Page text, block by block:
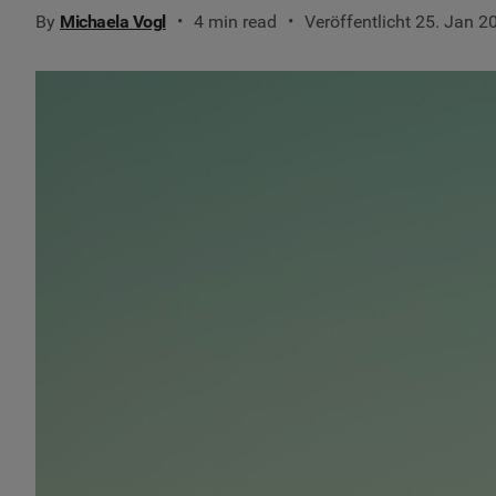
By Michaela Vogl 4 min read Veröffentlicht 25. Jan